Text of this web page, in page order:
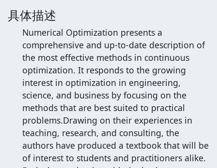
具体描述
Numerical Optimization presents a
comprehensive and up-to-date description of
the most effective methods in continuous
optimization. It responds to the growing
interest in optimization in engineering,
science, and business by focusing on the
methods that are best suited to practical
problems.Drawing on their experiences in
teaching, research, and consulting, the
authors have produced a textbook that will be
of interest to students and practitioners alike.